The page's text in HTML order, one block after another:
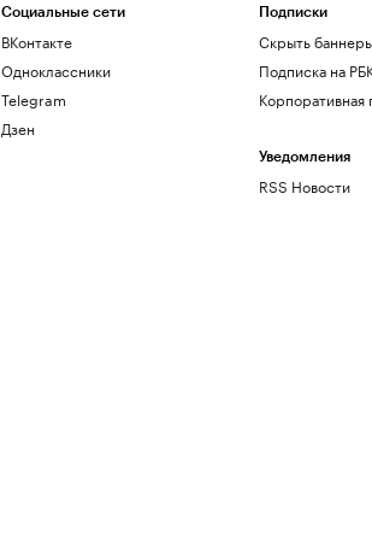
Социальные сети
ВКонтакте
Одноклассники
Telegram
Дзен
Подписки
Скрыть
Подписка на
Корпоративная
Уведомления
RSS Новости